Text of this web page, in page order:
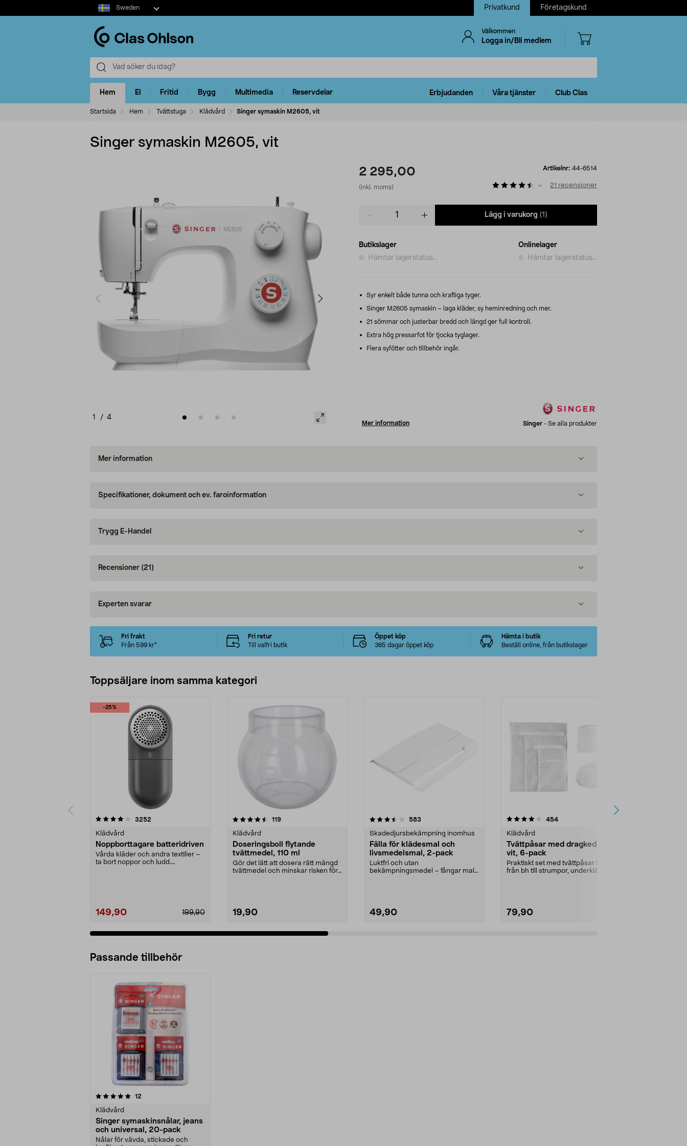
Select
market
Sweden Privatkund Företagskund
Välkommen
Logga in/Bli medlem
Hem El Fritid Bygg Multimedia Reservdelar Erbjudanden Våra tjänster Club Clas
Startsida Hem Tvättstuga Klädvård Singer symaskin M2605, vit
Singer symaskin M2605, vit
1 / 4
2 295,00
(inkl. moms)
Artikelnr: 44-6514
21 recensioner
Lägg i varukorg (1)
Butikslager
Hämtar lagerstatus...
Onlinelager
Hämtar lagerstatus...
Syr enkelt både tunna och kraftiga tyger.
Singer M2605 symaskin – laga kläder, sy heminredning och mer.
21 sömmar och justerbar bredd och längd ger full kontroll.
Extra hög pressarfot för tjocka tyglager.
Flera syfötter och tillbehör ingår.
Mer information Singer - Se alla produkter
Mer information
Specifikationer, dokument och ev. faroinformation
Trygg E-Handel
Recensioner (21)
Experten svarar
Fri frakt
Från 599 kr*
Fri retur
Till valfri butik
Öppet köp
365 dagar öppet köp
Hämta i butik
Beställ online, från butikslager
Toppsäljare inom samma kategori
-25%
3252
Klädvård
Noppborttagare batteridriven
Vårda kläder och andra textilier –
ta bort noppor och ludd.
149,90 199,90
4.5 av 5 stjärnor 119recensioner
Klädvård
Doseringsboll flytande
tvättmedel, 110 ml
Gör det lätt att dosera rätt mängd
tvättmedel och minskar risken för
19,90
3.5 av 5 stjärnor 583
Skadedjursbekämpning inomhus
Fälla för klädesmal och
livsmedelsmal, 2-pack
Luktfri och utan
bekämpningsmedel – fångar mal i
49,90
4.0 av 5 stjärnor 454recensioner
Klädvård
Tvättpåsar med dragkedja,
vit, 6-pack
Praktiskt set med tvättpåsar för allt
från bh till strumpor, underkläder
79,90
4.5 av 5 stjärnor
Passande tillbehör
12
Klädvård
Singer symaskinsnålar, jeans
och universal, 20-pack
Nålar för vävda, stickade och